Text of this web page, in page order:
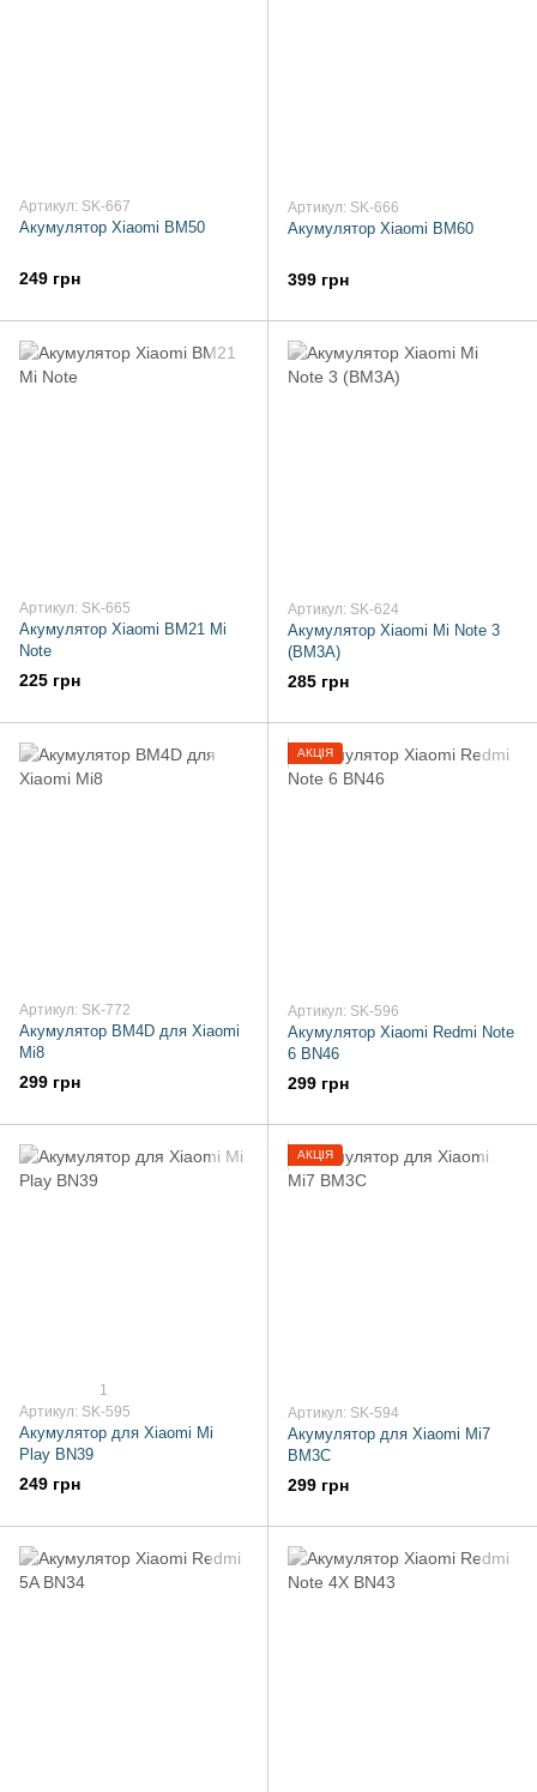
Артикул: SK-667
Акумулятор Xiaomi BM50
249 грн
Артикул: SK-666
Акумулятор Xiaomi BM60
399 грн
Артикул: SK-665
Акумулятор Xiaomi BM21 Mi
Note
225 грн
Артикул: SK-624
Акумулятор Xiaomi Mi Note 3
(BM3A)
285 грн
Артикул: SK-772
Акумулятор BM4D для Xiaomi
Mi8
299 грн
АКЦІЯ
Артикул: SK-596
Акумулятор Xiaomi Redmi Note
6 BN46
299 грн
1
Артикул: SK-595
Акумулятор для Xiaomi Mi
Play BN39
249 грн
АКЦІЯ
Артикул: SK-594
Акумулятор для Xiaomi Mi7
BM3C
299 грн